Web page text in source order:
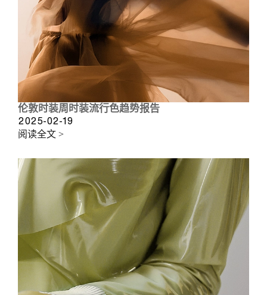
伦敦时装周时装流行色趋势报告
2025-02-19
阅读全文 >